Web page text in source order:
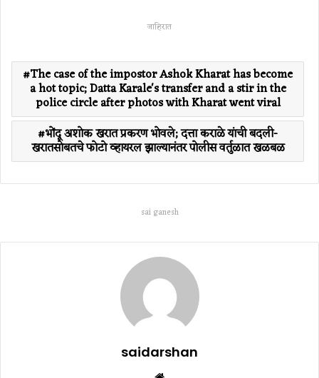
जाहिरात
The case of the impostor Ashok Kharat has become
a hot topic; Datta Karale's transfer and a stir in the
police circle after photos with Kharat went viral
भोंदू अशोक खरात प्रकरण भोवले; दत्ता कराळे यांची बदली-
खरातसोबतचे फोटो व्हायरल झाल्यानंतर पोलीस वर्तुळात खळबळ
sai ganesh
saidarshan